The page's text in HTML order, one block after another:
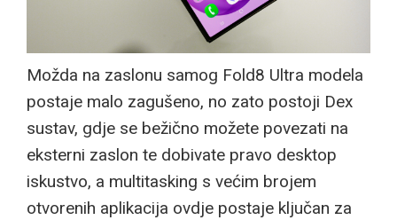
Možda na zaslonu samog Fold8 Ultra modela
postaje malo zagušeno, no zato postoji Dex
sustav, gdje se bežično možete povezati na
eksterni zaslon te dobivate pravo desktop
iskustvo, a multitasking s većim brojem
otvorenih aplikacija ovdje postaje ključan za